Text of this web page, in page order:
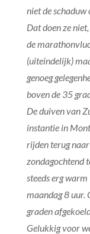
niet de schaduw
Dat doen ze
de
(uiteindelijk)
genoeg
boven de 35
De duiven van
instantie in
rijden terug
zondagochtend
steeds erg
maandag 8 uur.
graden
Gelukkig voor